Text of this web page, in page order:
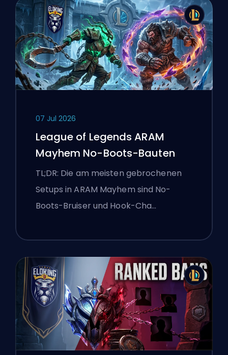
07 Jul 2026
League of Legends ARAM
Mayhem No-Boots-Bauten
TL;DR: Die am meisten gebrochenen
Setups in ARAM Mayhem sind No-
Boots-Bruiser und Hook-Cha…